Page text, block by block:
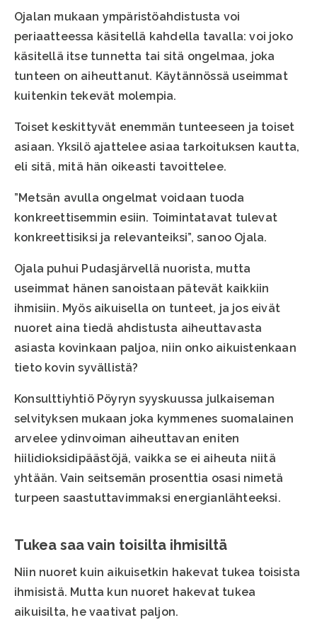
Ojalan mukaan ympäristöahdistusta voi
periaatteessa käsitellä kahdella tavalla: voi joko
käsitellä itse tunnetta tai sitä ongelmaa, joka
tunteen on aiheuttanut. Käytännössä useimmat
kuitenkin tekevät molempia.
Toiset keskittyvät enemmän tunteeseen ja toiset
asiaan. Yksilö ajattelee asiaa tarkoituksen kautta,
eli sitä, mitä hän oikeasti tavoittelee.
”Metsän avulla ongelmat voidaan tuoda
konkreettisemmin esiin. Toimintatavat tulevat
konkreettisiksi ja relevanteiksi”, sanoo Ojala.
Ojala puhui Pudasjärvellä nuorista, mutta
useimmat hänen sanoistaan pätevät kaikkiin
ihmisiin. Myös aikuisella on tunteet, ja jos eivät
nuoret aina tiedä ahdistusta aiheuttavasta
asiasta kovinkaan paljoa, niin onko aikuistenkaan
tieto kovin syvällistä?
Konsulttiyhtiö Pöyryn syyskuussa julkaiseman
selvityksen mukaan joka kymmenes suomalainen
arvelee ydinvoiman aiheuttavan eniten
hiilidioksidipäästöjä, vaikka se ei aiheuta niitä
yhtään. Vain seitsemän prosenttia osasi nimetä
turpeen saastuttavimmaksi energianlähteeksi.
Tukea saa vain toisilta ihmisiltä
Niin nuoret kuin aikuisetkin hakevat tukea toisista
ihmisistä. Mutta kun nuoret hakevat tukea
aikuisilta, he vaativat paljon.